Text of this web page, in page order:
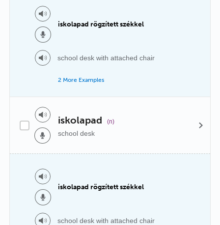
iskolapad rögzített székkel
school desk with attached chair
2 More Examples
iskolapad (n)
school desk
iskolapad rögzített székkel
school desk with attached chair